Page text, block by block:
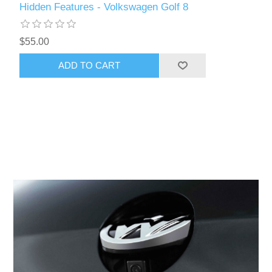
Hidden Features - Volkswagen Golf 8
$55.00
ADD TO CART